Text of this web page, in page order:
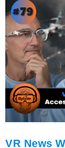
VR News